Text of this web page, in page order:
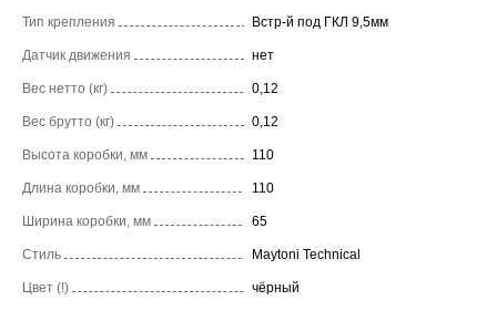
Тип крепления Встр-й под ГКЛ 9,5мм
Датчик движения нет
Вес нетто (кг) 0,12
Вес брутто (кг) 0,12
Высота коробки, мм 110
Длина коробки, мм 110
Ширина коробки, мм 65
Стиль Maytoni Technical
Цвет (!) чёрный